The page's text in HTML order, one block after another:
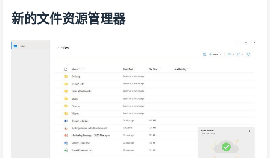
新的文件资源管理器